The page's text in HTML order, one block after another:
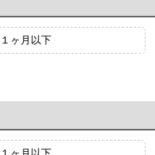
１ヶ月以下